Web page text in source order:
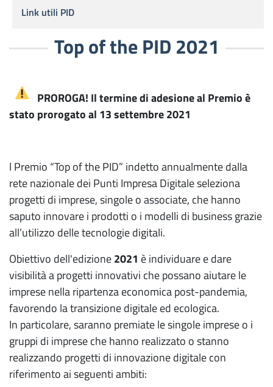
Top of the PID 2021
PROROGA! Il termine di adesione al Premio è
stato prorogato al 13 settembre 2021
l Premio “Top of the PID” indetto annualmente dalla
rete nazionale dei Punti Impresa Digitale seleziona
progetti di imprese, singole o associate, che hanno
saputo innovare i prodotti o i modelli di business grazie
all’utilizzo delle tecnologie digitali.
Obiettivo dell'edizione2021 è individuare e dare
visibilità a progetti innovativi che possano aiutare le
imprese nella ripartenza economica post-pandemia,
favorendo la transizione digitale ed ecologica.
In particolare, saranno premiate le singole imprese o i
gruppi di imprese che hanno realizzato o stanno
realizzando progetti di innovazione digitale con
riferimento ai seguenti ambiti:
Link utili PID